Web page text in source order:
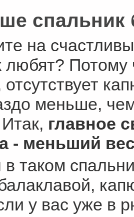
спальник
на
любят?
меньше,
главное
- меньший
таком
у вас уже в